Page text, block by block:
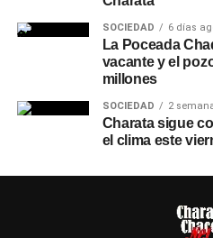
SOCIEDAD 6 días
La Poceada
vacante y el
millones
SOCIEDAD 2
Charata sigue
el clima este